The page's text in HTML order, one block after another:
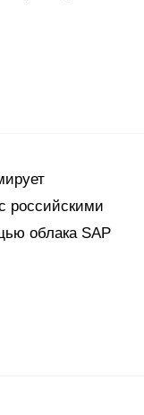
российскими
облака SAP